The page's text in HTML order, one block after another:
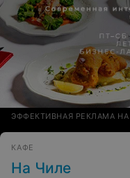
ЭФФЕКТИВНАЯ РЕКЛАМА НА
КАФЕ
На Чиле